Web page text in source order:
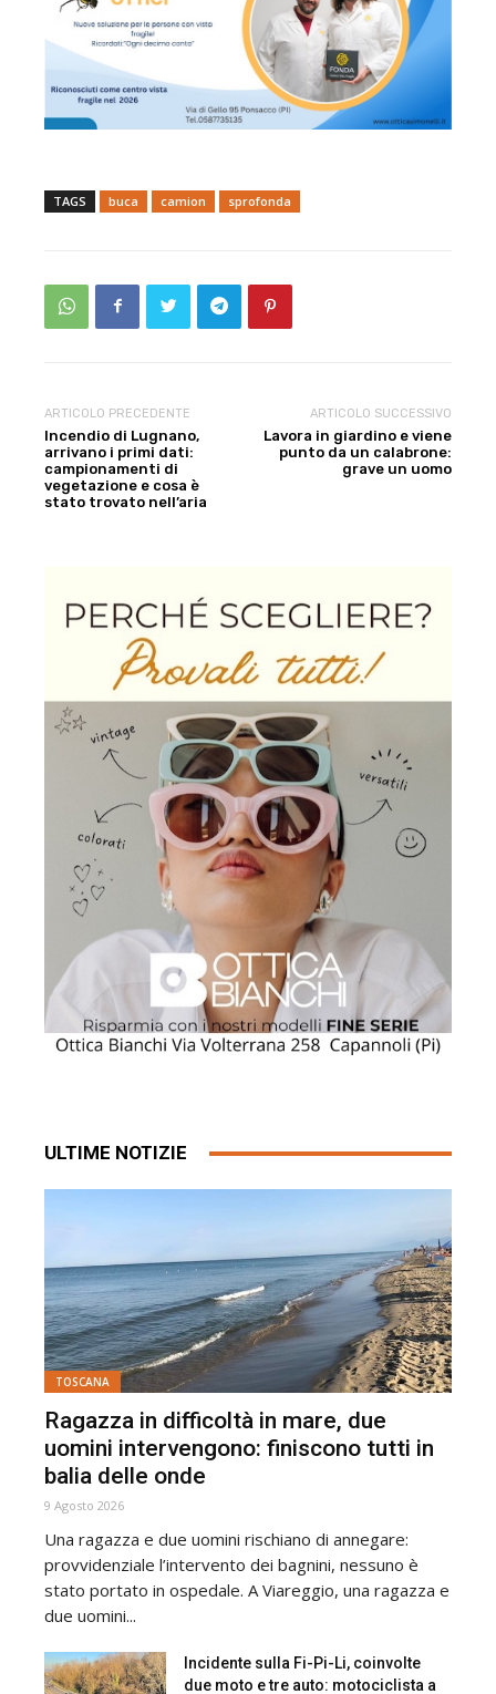
TAGS buca camion sprofonda
ARTICOLO PRECEDENTE
Incendio di Lugnano,
arrivano i primi dati:
campionamenti di
vegetazione e cosa è
stato trovato nell’aria
ARTICOLO SUCCESSIVO
Lavora in giardino e viene
punto da un calabrone:
grave un uomo
ULTIME NOTIZIE
TOSCANA
Ragazza in difficoltà in mare, due
uomini intervengono: finiscono tutti in
balia delle onde
9 Agosto 2026
Una ragazza e due uomini rischiano di annegare:
provvidenziale l’intervento dei bagnini, nessuno è
stato portato in ospedale. A Viareggio, una ragazza e
due uomini...
Incidente sulla Fi-Pi-Li, coinvolte
due moto e tre auto: motociclista a